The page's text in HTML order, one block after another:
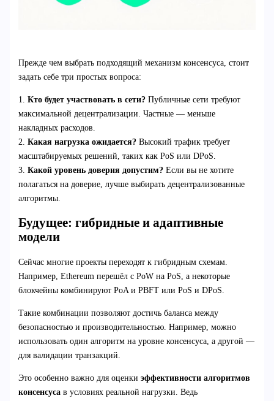
Прежде чем выбрать подходящий механизм консенсуса, стоит
задать себе три простых вопроса:
1. Кто будет участвовать в сети?Публичные сети требуют
максимальной децентрализации. Частные — меньше
накладных расходов.
2. Какая нагрузка ожидается?Высокий трафик требует
масштабируемых решений, таких как PoS или DPoS.
3. Какой уровень доверия допустим?Если вы не хотите
полагаться на доверие, лучше выбирать децентрализованные
алгоритмы.
Будущее: гибридные и адаптивные
модели
Сейчас многие проекты переходят к гибридным схемам.
Например, Ethereum перешёл с PoW на PoS, а некоторые
блокчейны комбинируют PoA и PBFT или PoS и DPoS.
Такие комбинации позволяют достичь баланса между
безопасностью и производительностью. Например, можно
использовать один алгоритм на уровне консенсуса, а другой —
для валидации транзакций.
Это особенно важно для оценки эффективности алгоритмов
консенсусав условиях реальной нагрузки. Ведь